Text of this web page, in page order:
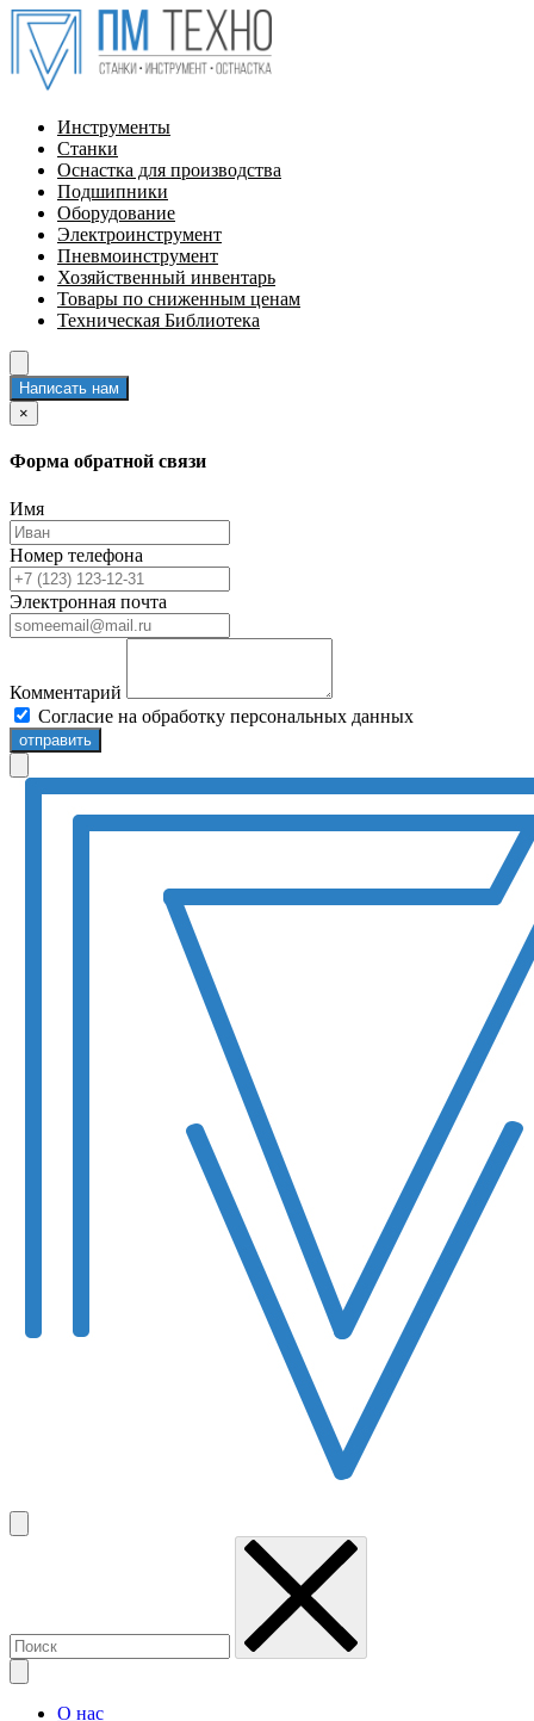
Инструменты
Станки
Оснастка для производства
Подшипники
Оборудование
Электроинструмент
Пневмоинструмент
Хозяйственный инвентарь
Товары по сниженным ценам
Техническая Библиотека
Написать нам
×
Форма обратной связи
Имя
Номер телефона
Электронная почта
Комментарий
Согласие на обработку персональных данных
отправить
О нас